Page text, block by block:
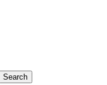
Search